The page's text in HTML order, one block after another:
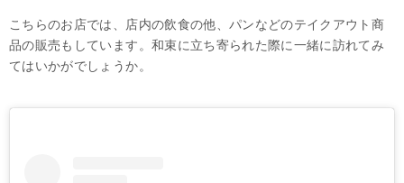
こちらのお店では、店内の飲食の他、パンなどのテイクアウト商
品の販売もしています。和束に立ち寄られた際に一緒に訪れてみ
てはいかがでしょうか。